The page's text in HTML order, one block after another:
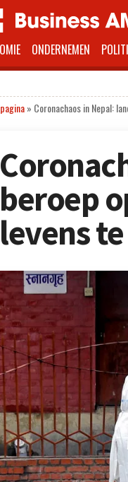
ONDERNEMEN
» Coronachaos in Nepal:
beroep
levens